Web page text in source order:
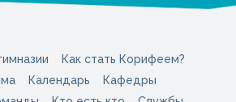
Как стать Корифеем?
Календарь
Кафедры